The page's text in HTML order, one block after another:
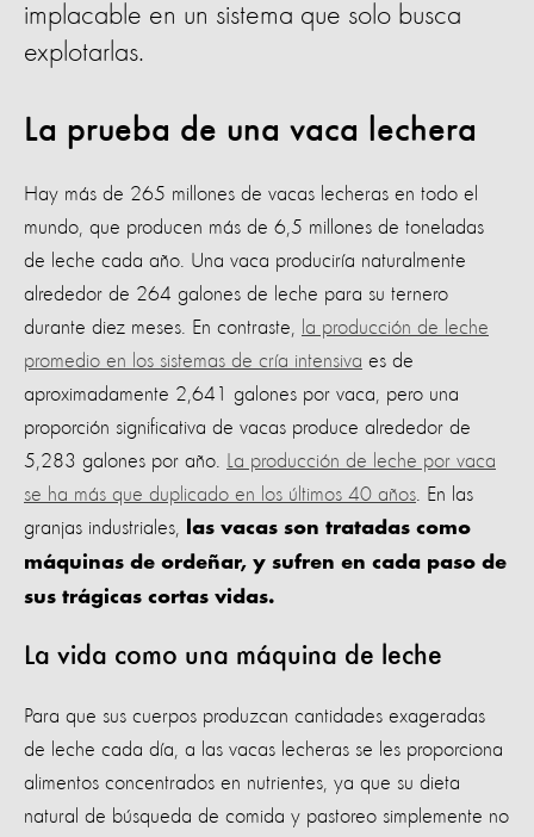
implacable en un sistema que solo busca
explotarlas.
La prueba de una vaca lechera
Hay más de 265 millones de vacas lecheras en todo el
mundo, que producen más de 6,5 millones de toneladas
de leche cada año. Una vaca produciría naturalmente
alrededor de 264 galones de leche para su ternero
durante diez meses. En contraste,
la producción de leche
promedio en los sistemas de cría intensiva es de
aproximadamente 2,641 galones por vaca, pero una
proporción significativa de vacas produce alrededor de
5,283 galones por año.
La producción de leche por vaca
se ha más que duplicado en los últimos 40 años . En las
granjas industriales,
las vacas son tratadas como
máquinas de ordeñar, y sufren en cada paso de
sus trágicas cortas vidas.
La vida como una máquina de leche
Para que sus cuerpos produzcan cantidades exageradas
de leche cada día, a las vacas lecheras se les proporciona
alimentos concentrados en nutrientes, ya que su dieta
natural de búsqueda de comida y pastoreo simplemente no